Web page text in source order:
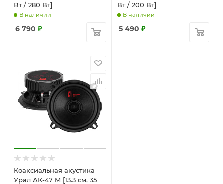
Вт / 280 Вт]
В наличии
6 790 ₽
Вт / 200 Вт]
В наличии
5 490 ₽
Коаксиальная акустика
Урал АК-47 M [13.3 см, 35